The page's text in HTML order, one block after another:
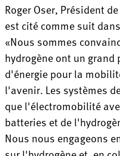
Roger Oser, Président
est cité comme suit
«Nous sommes
hydrogène ont un
d'énergie pour la
l'avenir. Les systèmes
que l'électromobilité
batteries et de
Nous nous engageons